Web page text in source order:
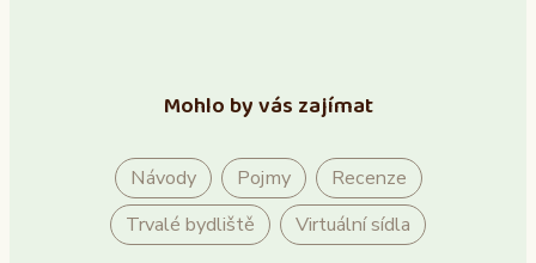
Mohlo by vás zajímat
Návody Pojmy
Recenze
Trvalé bydliště
Virtuální sídla